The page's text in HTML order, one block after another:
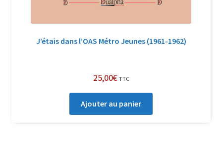
J’étais dans l’OAS Métro Jeunes (1961-1962)
25,00€ TTC
Ajouter au panier